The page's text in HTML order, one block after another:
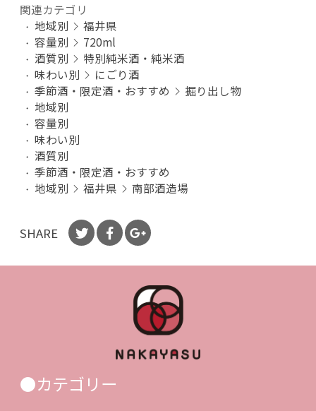
お買い物を続ける
関連カテゴリ
地域別
福井県
容量別
720ml
酒質別
特別純米酒・純米酒
味わい別
にごり酒
季節酒・限定酒・おすすめ
掘り出し物
地域別
容量別
味わい別
酒質別
季節酒・限定酒・おすすめ
地域別
福井県 南部酒造場
SHARE
●カテゴリー